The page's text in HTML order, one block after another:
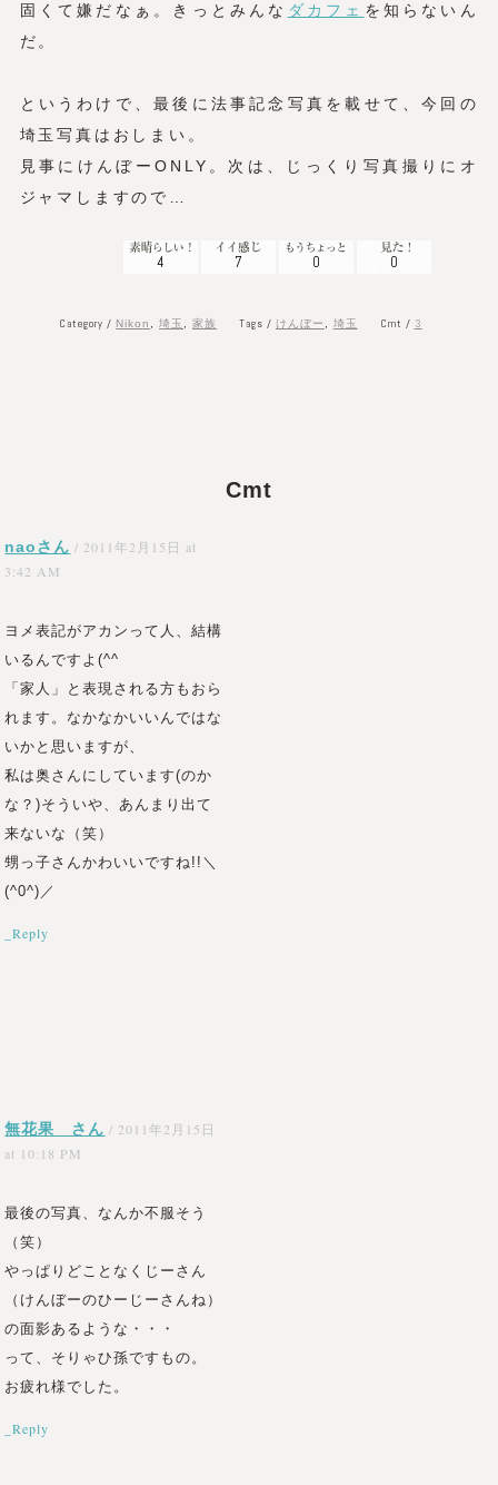
固くて嫌だなぁ。きっとみんな ダカフェ を知らないん
だ。
というわけで、最後に法事記念写真を載せて、今回の
埼玉写真はおしまい。
見事にけんぼーONLY。次は、じっくり写真撮りにオ
ジャマしますので…
4 7 0 0
Category / Nikon ,埼玉 ,家族 Tags / けんぼー , 埼玉 Cmt / 3
Cmt
naoさん / 2011年2月15日 at
3:42 AM
ヨメ表記がアカンって人、結構
いるんですよ(^^ゞ
「家人」と表現される方もおら
れます。なかなかいいんではな
いかと思いますが、
私は奥さんにしています(のか
な？)そういや、あんまり出て
来ないな（笑）
甥っ子さんかわいいですね!!＼
(^0^)／
_Reply
無花果 さん / 2011年2月15日
at 10:18 PM
最後の写真、なんか不服そう
（笑）
やっぱりどことなくじーさん
（けんぼーのひーじーさんね）
の面影あるような・・・
って、そりゃひ孫ですもの。
お疲れ様でした。
_Reply